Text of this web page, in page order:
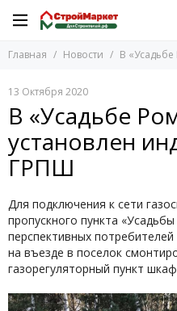
Главная Новости В
13 Октября 2020
В «Усадьбе
установлен
ГРПШ
Для подключения к сети
пропускного пункта
перспективных
на въезде в поселок
газорегуляторный пункт